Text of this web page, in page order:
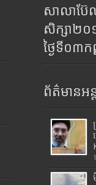
សាលាប៊ែ
សិក្សា២
ថ្ងៃទី០៣
ព័ត៌មានអន្